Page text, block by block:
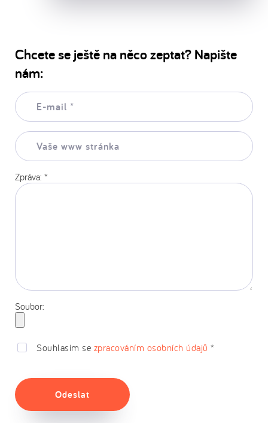
Chcete se ještě na něco zeptat? Napište
nám:
E-
mail:
Vaše
www
stránka:
Zpráva: *
Soubor:
Souhlasím se zpracováním osobních údajů *
Odeslat